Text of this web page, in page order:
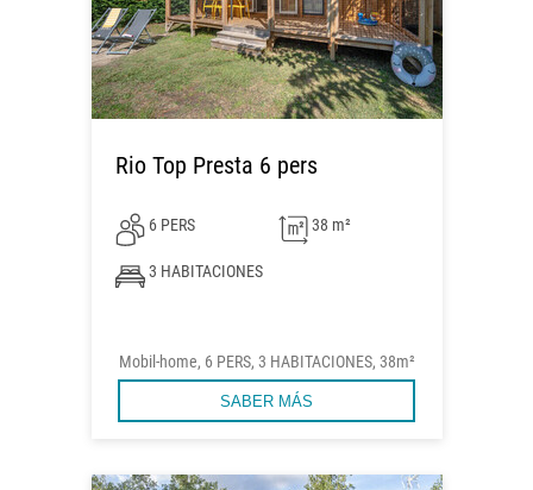
Rio Top Presta 6 pers
6 PERS 38 m²
3 HABITACIONES
Mobil-home, 6 PERS, 3 HABITACIONES, 38m²
SABER MÁS